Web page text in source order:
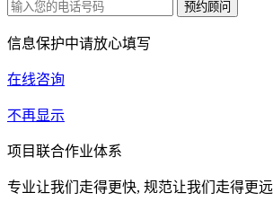
信息保护中请放心填写
在线咨询
不再显示
项目联合作业体系
专业让我们走得更快, 规范让我们走得更远